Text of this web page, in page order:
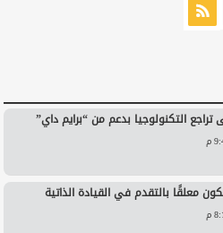
تراجع التكنولوجيا بدعم من “برايم داي”
معلقًا بالتقدم في القيادة الذاتية